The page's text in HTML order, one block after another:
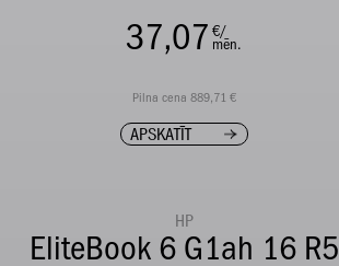
37,07 €/
mēn.
Pilna cena 889,71 €
APSKATĪT
HP
EliteBook 6 G1ah 16 R5